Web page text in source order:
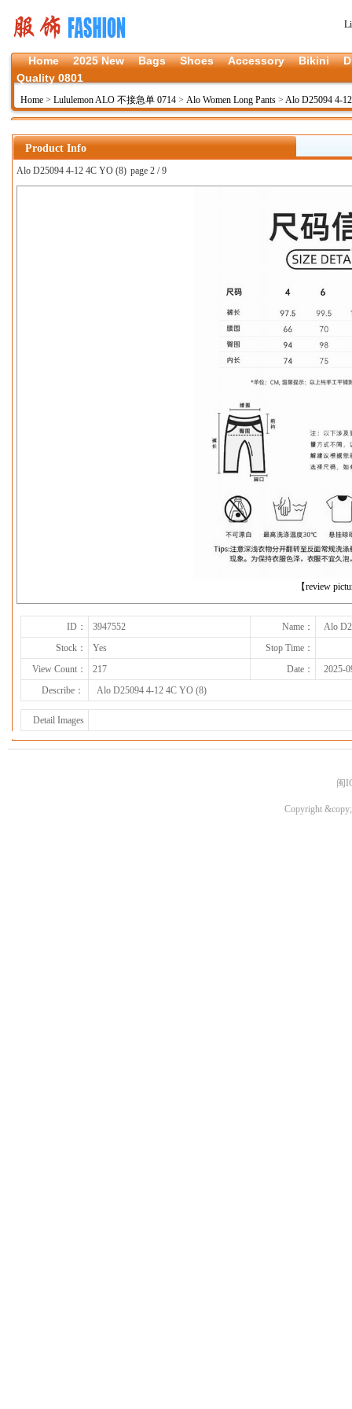
Home 2025 New Bags Shoes Accessory Bikini
Quality 0801
Home > Lululemon ALO 不接急单 0714 > Alo Women Long Pants > Alo D25094 4-
Product Info
Alo D25094 4-12 4C YO (8) page 2 / 9
【review
下一张
ID： 3947552 Name：
Alo
Stock：
Yes
Stop Time：
View Count：
217 Date：
2025-
Describe：
Alo D25094 4-12 4C YO (8)
Detail Images
闽
Copyright